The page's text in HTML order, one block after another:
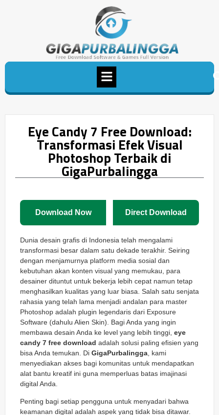
Eye Candy 7 Free Download:
Transformasi Efek Visual
Photoshop Terbaik di
GigaPurbalingga
Download Now Direct Download
Dunia desain grafis di Indonesia telah mengalami
transformasi besar dalam satu dekade terakhir. Seiring
dengan menjamurnya platform media sosial dan
kebutuhan akan konten visual yang memukau, para
desainer dituntut untuk bekerja lebih cepat namun tetap
menghasilkan kualitas yang luar biasa. Salah satu senjata
rahasia yang telah lama menjadi andalan para master
Photoshop adalah plugin legendaris dari Exposure
Software (dahulu Alien Skin). Bagi Anda yang ingin
membawa desain Anda ke level yang lebih tinggi, eye
candy 7 free download adalah solusi paling efisien yang
bisa Anda temukan. Di GigaPurbalingga, kami
menyediakan akses bagi komunitas untuk mendapatkan
alat bantu kreatif ini guna memperluas batas imajinasi
digital Anda.
Penting bagi setiap pengguna untuk menyadari bahwa
keamanan digital adalah aspek yang tidak bisa ditawar.